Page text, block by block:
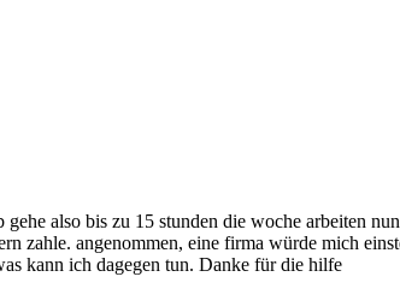
also bis zu 15 stunden die woche arbeiten
zahle. angenommen, eine firma würde mich
kann ich dagegen tun. Danke für die hilfe